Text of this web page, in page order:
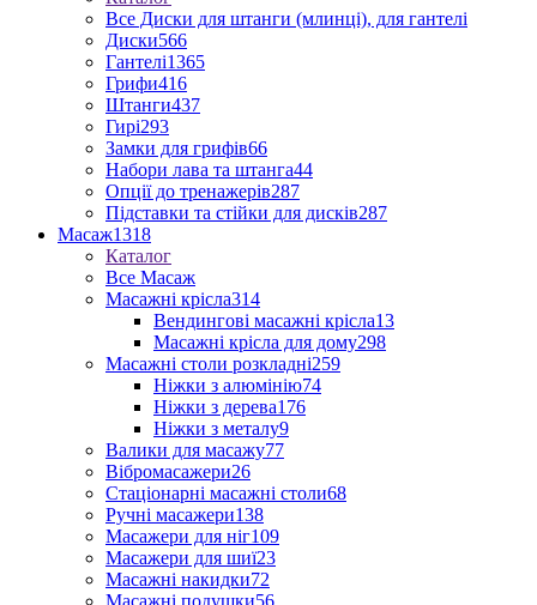
Все Диски для штанги (млинці), для гантелі
Диски566
Гантелі1365
Грифи416
Штанги437
Гирі293
Замки для грифів66
Набори лава та штанга44
Опції до тренажерів287
Підставки та стійки для дисків287
Масаж1318
Каталог
Все Масаж
Масажні крісла314
Вендингові масажні крісла13
Масажні крісла для дому298
Масажні столи розкладні259
Ніжки з алюмінію74
Ніжки з дерева176
Ніжки з металу9
Валики для масажу77
Вібромасажери26
Стаціонарні масажні столи68
Ручні масажери138
Масажери для ніг109
Масажери для шиї23
Масажні накидки72
Масажні подушки56